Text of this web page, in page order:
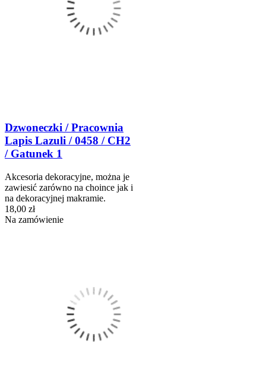
Dzwoneczki / Pracownia
Lapis Lazuli / 0458 / CH2
/ Gatunek 1
Akcesoria dekoracyjne, można je
zawiesić zarówno na choince jak i
na dekoracyjnej makramie.
18,00 zł
Na zamówienie